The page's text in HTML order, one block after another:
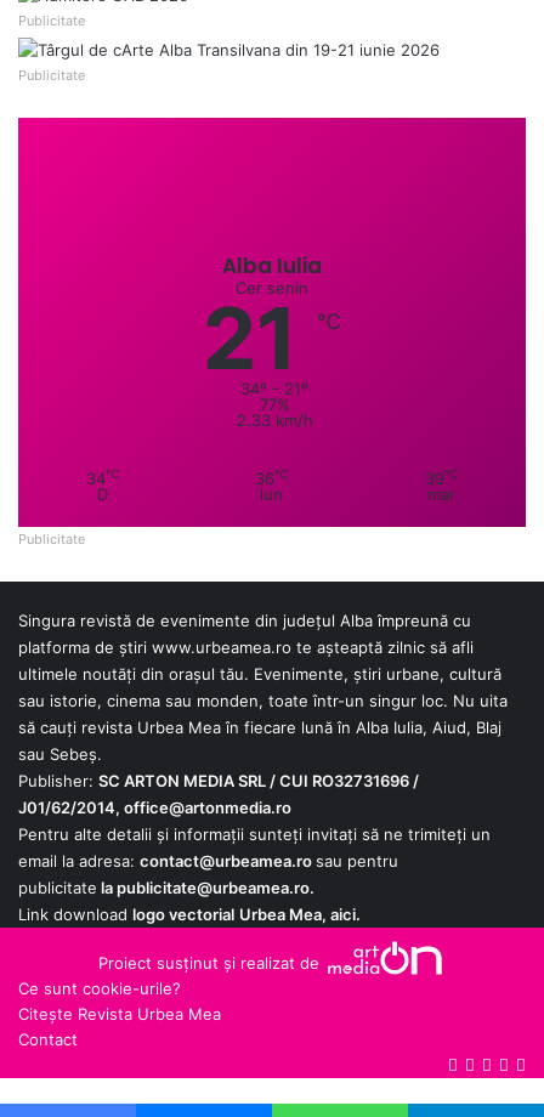
Publicitate
Publicitate
Alba Iulia
Cer senin
21 ℃
34º - 21º
77%
2.33 km/h
34℃
D
36℃
lun
39℃
mar
Publicitate
Singura revistă de evenimente din județul Alba împreună cu
platforma de știri www.urbeamea.ro te așteaptă zilnic să afli
ultimele noutăți din orașul tău. Evenimente, știri urbane, cultură
sau istorie, cinema sau monden, toate într-un singur loc. Nu uita
să cauți revista Urbea Mea în fiecare lună în Alba Iulia, Aiud, Blaj
sau Sebeș.
Publisher: SC ARTON MEDIA SRL / CUI RO32731696 /
J01/62/2014, office@artonmedia.ro
Pentru alte detalii și informații sunteți invitați să ne trimiteți un
email la adresa: contact@urbeamea.rosau pentru
publicitate lapublicitate@urbeamea.ro.
Link download logo vectorial Urbea Mea, aici.
Proiect susținut și realizat de
Ce sunt cookie-urile?
Citește Revista Urbea Mea
Contact
YouTube
Google